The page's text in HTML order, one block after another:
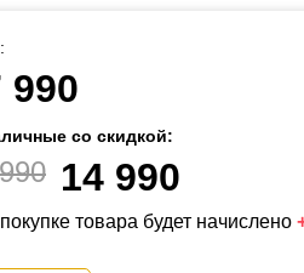
990
со скидкой:
14 990
товара будет начислено